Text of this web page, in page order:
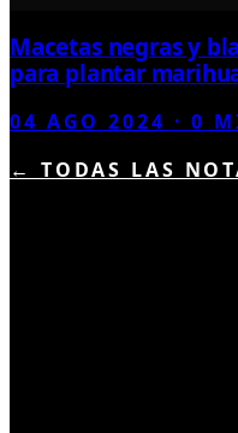
Macetas negras y
para plantar
04 AGO 2024 ·0
← TODAS LAS